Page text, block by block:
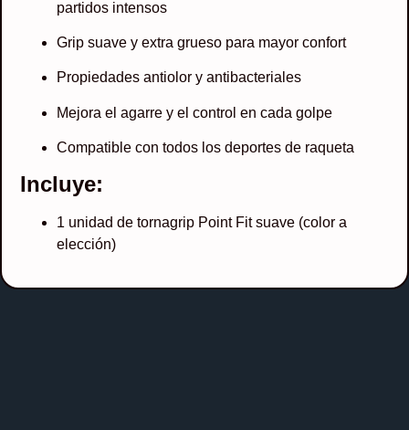
partidos intensos
Grip suave y extra grueso para mayor confort
Propiedades antiolor y antibacteriales
Mejora el agarre y el control en cada golpe
Compatible con todos los deportes de raqueta
Incluye:
1 unidad de tornagrip Point Fit suave (color a
elección)